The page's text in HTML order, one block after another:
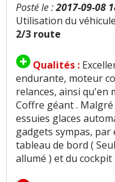
Posté le :2017-09-08
Utilisation du
2/3 route
Qualités :
endurante, moteur
relances, ainsi qu'en
Coffre géant .
essuies glaces
gadgets sympas,
tableau de bord (
allumé ) et du cockpit